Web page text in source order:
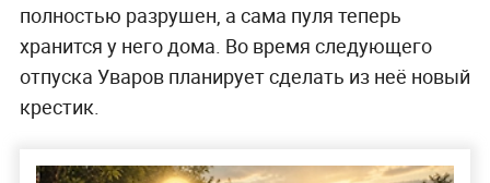
полностью разрушен, а сама пуля теперь
хранится у него дома. Во время следующего
отпуска Уваров планирует сделать из неё новый
крестик.